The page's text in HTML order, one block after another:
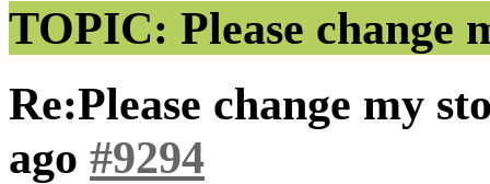
TOPIC: Please change
Re:Please change my
ago #9294